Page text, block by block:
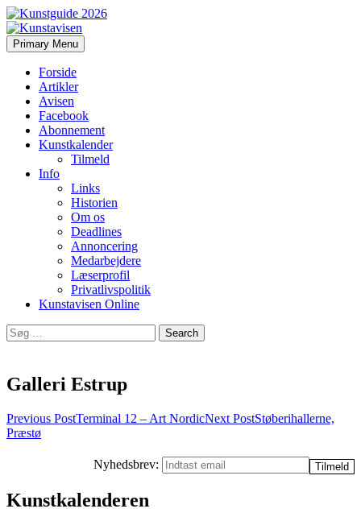
Kunstavisen
Search
Primary Menu Skip
to
Forside
Artikler
Avisen
Facebook
Abonnement
Kunstkalender
Tilmeld
Info
Links
Historien
Om os
Deadlines
Annoncering
Medarbejdere
Læserprofil
Privatlivspolitik
Kunstavisen Online
Search
for:
Galleri Estrup
Post
navigation
Previous PostTerminal 12 – Art NordicNext PostStøberihallerne,
Præstø
Nyhedsbrev:
Kunstkalenderen